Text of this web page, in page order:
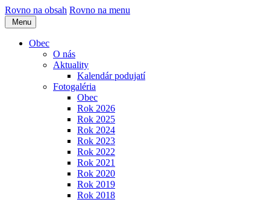
Rovno na obsah Rovno na menu
Menu
Obec
O nás
Aktuality
Kalendár podujatí
Fotogaléria
Obec
Rok 2026
Rok 2025
Rok 2024
Rok 2023
Rok 2022
Rok 2021
Rok 2020
Rok 2019
Rok 2018